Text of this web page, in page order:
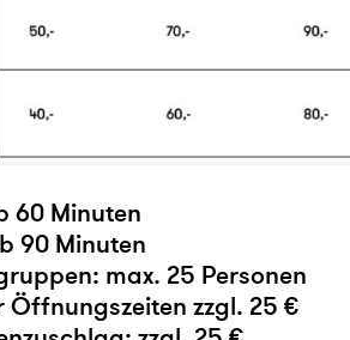
60 Minuten
90 Minuten
max. 25 Personen
zzgl. 25 €